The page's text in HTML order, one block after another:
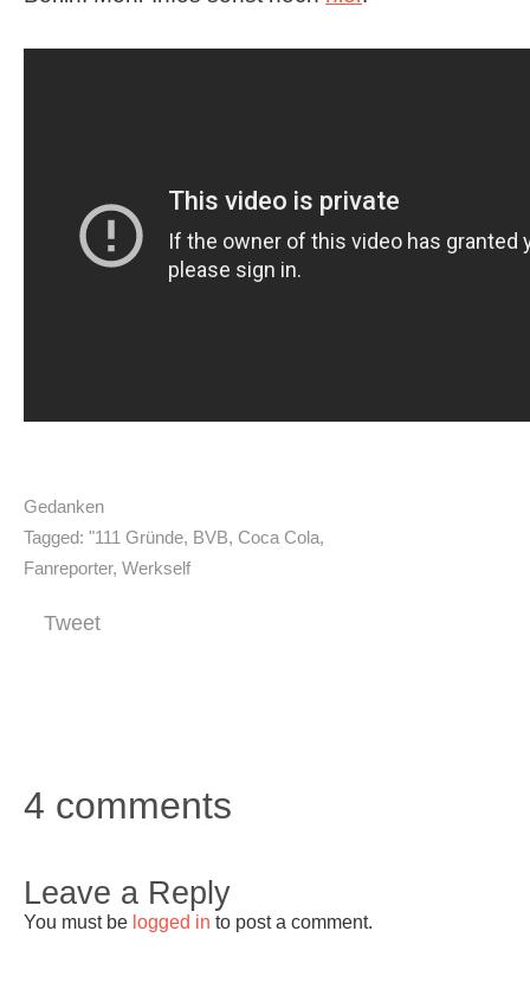
Gedanken
Tagged: "111 Gründe, BVB, Coca Cola,
Fanreporter, Werkself
Tweet
4 comments
Leave a Reply
You must be logged in to post a comment.